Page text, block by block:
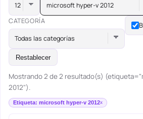
microsoft hyper-v 2012
CATEGORÍA
Todas las categorías
Restablecer
Mostrando 2 de 2 resultado(s)
2012").
Etiqueta: microsoft hyper-v 2012